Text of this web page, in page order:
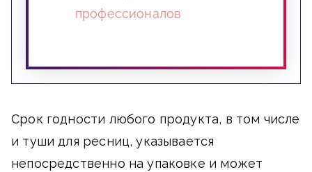
профессионалов
Срок годности любого продукта, в том числе
и туши для ресниц, указывается
непосредственно на упаковке и может